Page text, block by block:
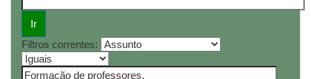
Filtros correntes: